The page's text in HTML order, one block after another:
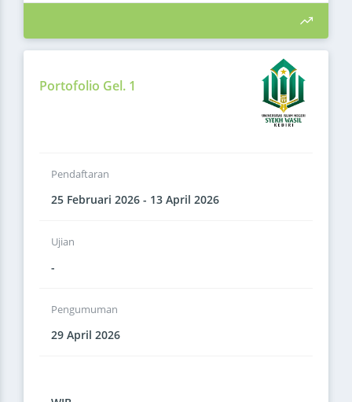
Portofolio Gel. 1
Pendaftaran
25 Februari 2026 - 13 April 2026
Ujian
-
Pengumuman
29 April 2026